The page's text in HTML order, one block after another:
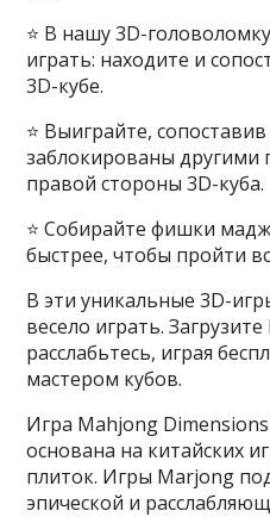
⭐ В нашу 3D-
играть: находите и
3D-кубе.
⭐ Выиграйте,
заблокированы другими
правой стороны 3D-куба.
⭐ Собирайте фишки
быстрее, чтобы пройти
В эти уникальные 3D-
весело играть.
расслабьтесь, играя
мастером кубов.
Игра Mahjong
основана на китайских
плиток. Игры Marjong
эпической и